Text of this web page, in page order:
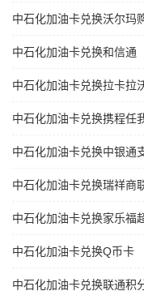
中石化加油卡兑换沃尔玛
中石化加油卡兑换和信通
中石化加油卡兑换拉卡拉
中石化加油卡兑换携程任
中石化加油卡兑换中银通
中石化加油卡兑换瑞祥商
中石化加油卡兑换家乐福
中石化加油卡兑换Q币卡
中石化加油卡兑换联通积